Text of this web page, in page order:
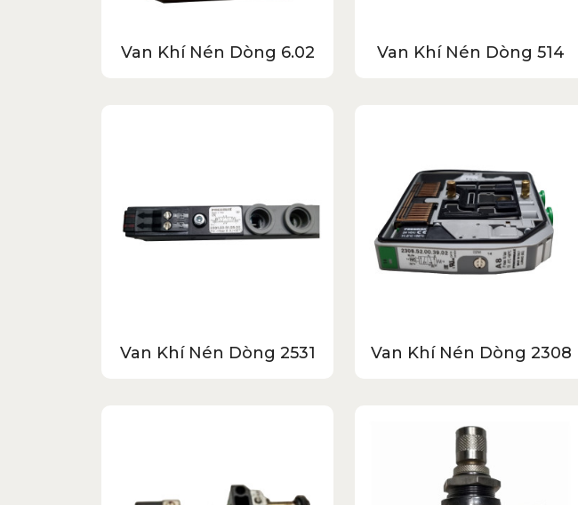
Van Khí Nén Dòng 6.02 Van Khí Nén Dòng 514
Van Khí Nén Dòng 2531 Van Khí Nén Dòng 2308